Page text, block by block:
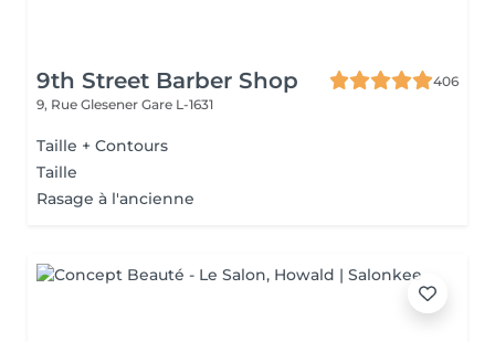
9th Street Barber Shop
406
9, Rue Glesener Gare L-1631
Taille + Contours
Taille
Rasage à l'ancienne